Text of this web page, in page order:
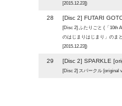
[2015.12.23])
28 [Disc 2] FUTARI
[Disc 2] ふたりごと (「10th
のはじまりはじまり」のま
[2015.12.23])
29 [Disc 2] SPARKLE
[Disc 2] スパークル [original